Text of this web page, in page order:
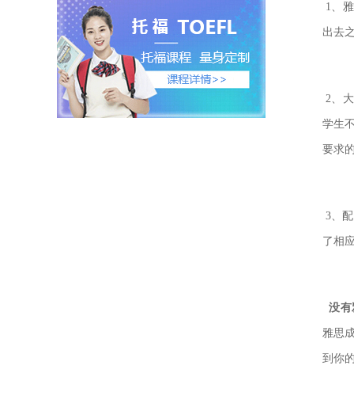
1、
出去
2、
学生
要求
3、
了相
没有
雅思
到你